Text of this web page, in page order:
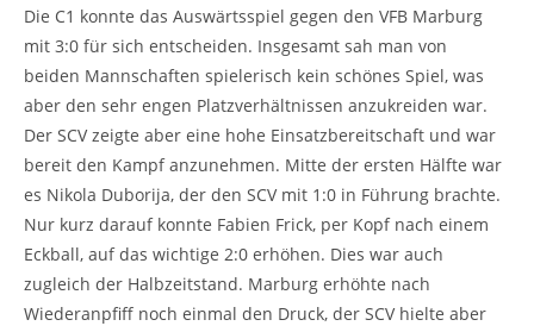
Die C1 konnte das Auswärtsspiel gegen den VFB Marburg
mit 3:0 für sich entscheiden. Insgesamt sah man von
beiden Mannschaften spielerisch kein schönes Spiel, was
aber den sehr engen Platzverhältnissen anzukreiden war.
Der SCV zeigte aber eine hohe Einsatzbereitschaft und war
bereit den Kampf anzunehmen. Mitte der ersten Hälfte war
es Nikola Duborija, der den SCV mit 1:0 in Führung brachte.
Nur kurz darauf konnte Fabien Frick, per Kopf nach einem
Eckball, auf das wichtige 2:0 erhöhen. Dies war auch
zugleich der Halbzeitstand. Marburg erhöhte nach
Wiederanpfiff noch einmal den Druck, der SCV hielte aber